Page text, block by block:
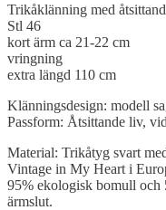
Trikåklänning med
Stl 46
kort ärm ca 21-22 cm
vringning
extra längd 110 cm
Klänningsdesign: modell
Passform: Åtsittande liv,
Material: Trikåtyg svart
Vintage in My Heart i
95% ekologisk bomull och
ärmslut.